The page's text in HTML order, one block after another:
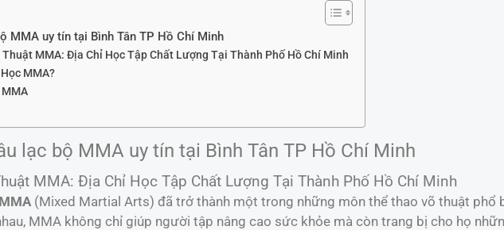
MMA uy tín tại Bình Tân TP Hồ Chí Minh
MMA: Địa Chỉ Học Tập Chất Lượng Tại Thành Phố Hồ Chí Minh
MMA?
lạc bộ MMA uy tín tại Bình Tân TP Hồ Chí Minh
MMA: Địa Chỉ Học Tập Chất Lượng Tại Thành Phố Hồ Chí Minh
MMA (Mixed Martial Arts) đã trở thành một trong những môn thể thao võ thuật phổ
MMA không chỉ giúp người tập nâng cao sức khỏe mà còn trang bị cho họ